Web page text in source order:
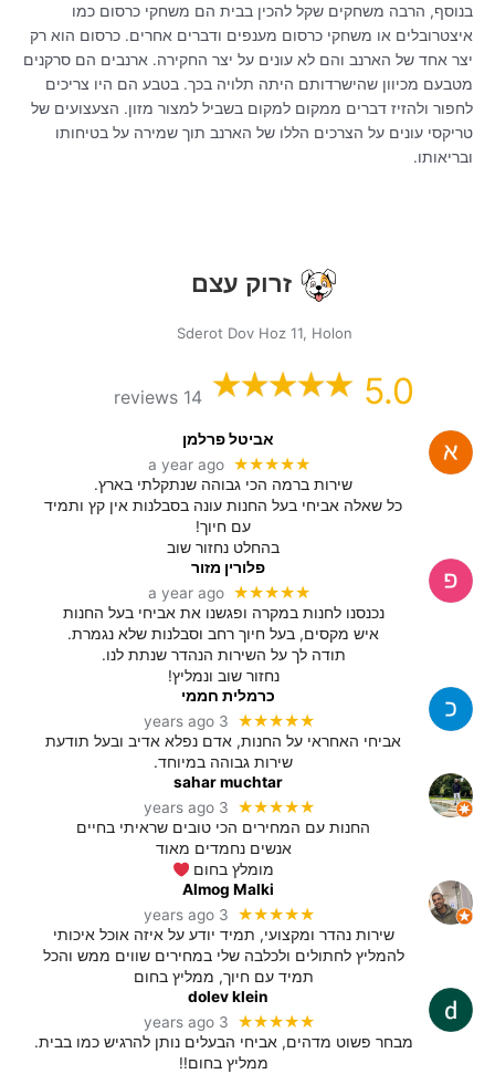
בנוסף, הרבה משחקים שקל להכין בבית הם משחקי כרסום כמו
איצטרובלים או משחקי כרסום מענפים ודברים אחרים. כרסום הוא רק
יצר אחד של הארנב והם לא עונים על יצר החקירה. ארנבים הם סרקנים
מטבעם מכיוון שהישרדותם היתה תלויה בכך. בטבע הם היו צריכים
לחפור ולהזיז דברים ממקום למקום בשביל למצור מזון. הצעצועים של
טריקסי עונים על הצרכים הללו של הארנב תוך שמירה על בטיחותו
ובריאותו.
זרוק עצם
Sderot Dov Hoz 11, Holon
5.0
14 reviews
אביטל פרלמן
★★★★★
a year ago
שירות ברמה הכי גבוהה שנתקלתי בארץ.
כל שאלה אביחי בעל החנות עונה בסבלנות אין קץ ותמיד
עם חיוך!
בהחלט נחזור שוב
פלורין מזור
★★★★★
a year ago
נכנסנו לחנות במקרה ופגשנו את אביחי בעל החנות
איש מקסים, בעל חיוך רחב וסבלנות שלא נגמרת.
תודה לך על השירות הנהדר שנתת לנו.
נחזור שוב ונמליץ!
כרמלית חממי
★★★★★
3 years ago
אביחי האחראי על החנות, אדם נפלא אדיב ובעל תודעת
שירות גבוהה במיוחד.
sahar muchtar
★★★★★
3 years ago
החנות עם המחירים הכי טובים שראיתי בחיים
אנשים נחמדים מאוד
מומלץ בחום
Almog Malki
★★★★★
3 years ago
שירות נהדר ומקצועי, תמיד יודע על איזה אוכל איכותי
להמליץ לחתולים ולכלבה שלי במחירים שווים ממש והכל
תמיד עם חיוך, ממליץ בחום
dolev klein
★★★★★
3 years ago
מבחר פשוט מדהים, אביחי הבעלים נותן להרגיש כמו בבית.
ממליץ בחום!!